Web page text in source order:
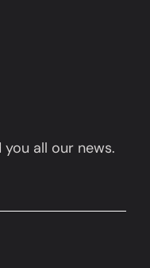
all our news.